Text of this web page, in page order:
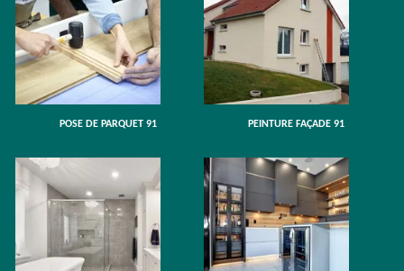
POSE DE PARQUET 91 PEINTURE FAÇADE 91